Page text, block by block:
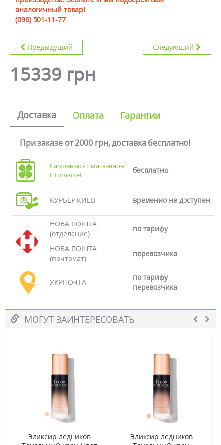
аналогичный товар!
(096) 501-11-77
Предыдущий Следующий
15339 грн
Доставка Оплата Гарантии
При заказе от 2000 грн, доставка бесплатно!
Самовывоз с магазинов
Fitomarket
бесплатно
КУРЬЕР КИЕВ временно не доступен
НОВА ПОШТА
(отделение)
по тарифу
НОВА ПОШТА
(почтомат)
перевозчика
УКРПОЧТА
по тарифу
перевозчика
МОГУТ ЗАИНТЕРЕСОВАТЬ
Эликсир ледников
Эликсир ледников